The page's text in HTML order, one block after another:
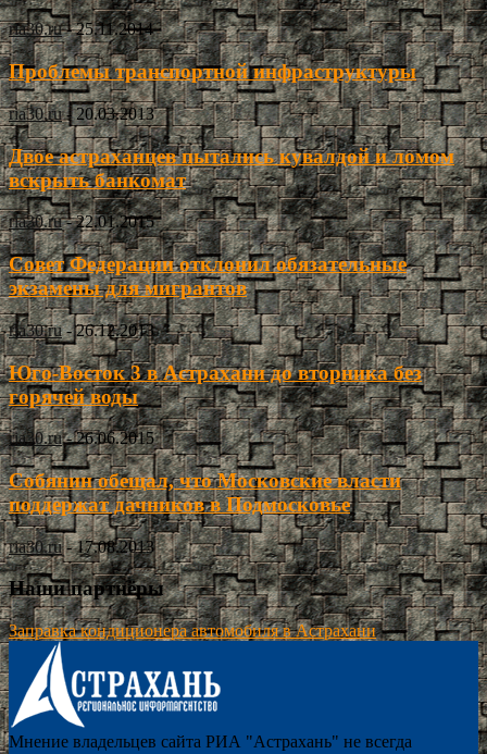
ria30.ru - 25.11.2014
Проблемы транспортной инфраструктуры
ria30.ru - 20.03.2013
Двое астраханцев пытались кувалдой и ломом
вскрыть банкомат
ria30.ru - 22.01.2015
Совет Федерации отклонил обязательные
экзамены для мигрантов
ria30.ru - 26.12.2013
Юго-Восток 3 в Астрахани до вторника без
горячей воды
ria30.ru - 26.06.2015
Собянин обещал, что Московские власти
поддержат дачников в Подмосковье
ria30.ru - 17.08.2013
Наши партнёры
Заправка кондиционера автомобиля в Астрахани
Мнение владельцев сайта РИА "Астрахань" не всегда